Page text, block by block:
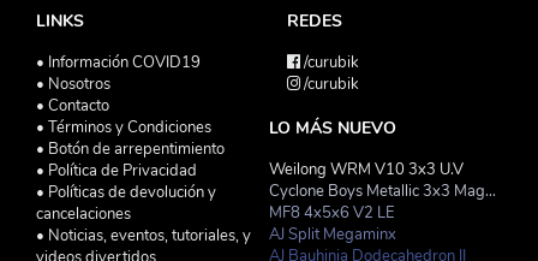
LINKS
• Información COVID19
• Nosotros
• Contacto
• Términos y Condiciones
• Botón de arrepentimiento
• Política de Privacidad
• Políticas de devolución y
cancelaciones
• Noticias, eventos, tutoriales, y
REDES
/curubik
/curubik
LO MÁS NUEVO
Weilong WRM V10 3x3 U.V
Cyclone Boys Metallic 3x3 Magnetico Macaron
MF8 4x5x6 V2 LE
AJ Split Megaminx
AJ Bauhinia Dodecahedron II